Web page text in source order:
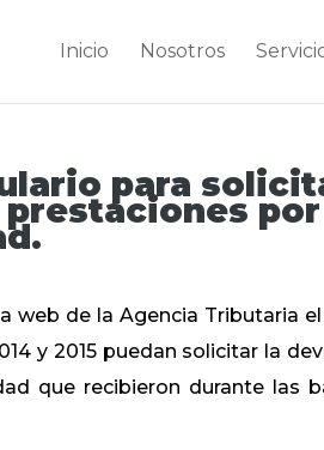
Inicio Nosotros
para
por
web de la Agencia Tributaria
y 2015 puedan solicitar la
que recibieron durante las